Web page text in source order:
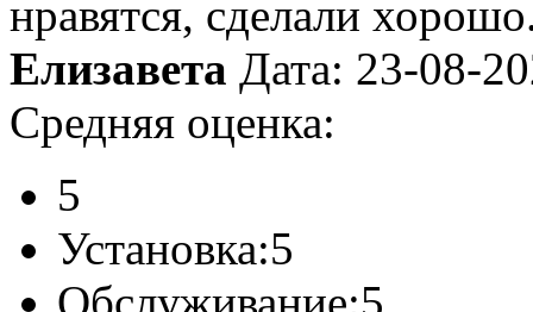
нравятся, сделали
Елизавета Дата: 23-08-
Средняя оценка:
5
Установка:5